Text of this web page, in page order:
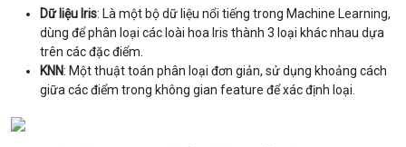
Dữ liệu Iris: Là một bộ dữ liệu nổi tiếng trong Machine Learning,
dùng để phân loại các loài hoa Iris thành 3 loại khác nhau dựa
trên các đặc điểm.
KNN: Một thuật toán phân loại đơn giản, sử dụng khoảng cách
giữa các điểm trong không gian feature để xác định loại.